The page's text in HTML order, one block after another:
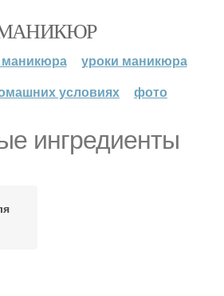
уроки маникюра
условиях
фото
ингредиенты